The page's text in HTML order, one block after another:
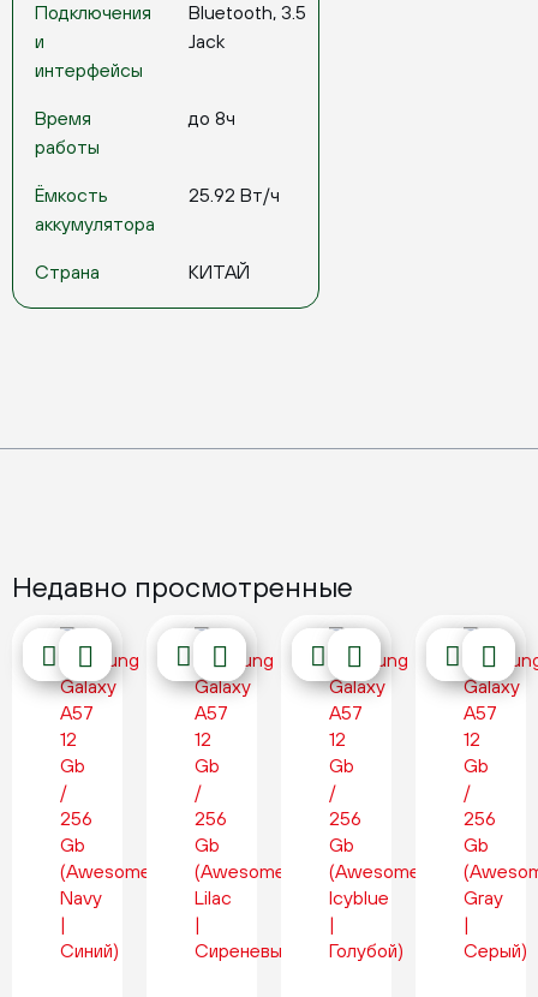
Подключения
и
интерфейсы
Bluetooth, 3.5
Jack
Время
работы
до 8ч
Ёмкость
аккумулятора
25.92 Вт/ч
Страна КИТАЙ
Недавно просмотренные